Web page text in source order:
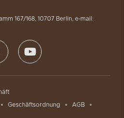
167/168, 10707 Berlin, e-mail:
Geschäftsordnung
AGB